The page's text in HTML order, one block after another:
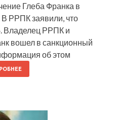
Глеба Франка в
РРПК заявили, что
Владелец РРПК и
вошел в санкционный
об этом